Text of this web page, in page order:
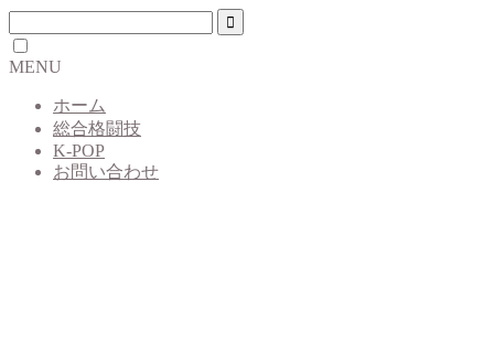
MENU
ホーム
総合格闘技
K-POP
お問い合わせ